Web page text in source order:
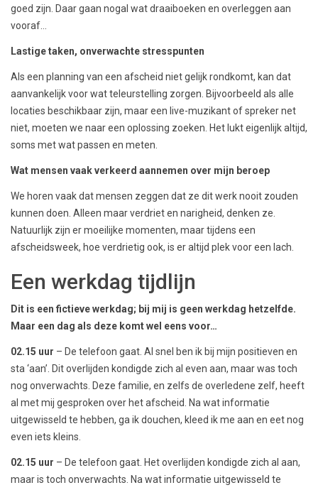
goed zijn. Daar gaan nogal wat draaiboeken en overleggen aan
vooraf…
Lastige taken, onverwachte stresspunten
Als een planning van een afscheid niet gelijk rondkomt, kan dat
aanvankelijk voor wat teleurstelling zorgen. Bijvoorbeeld als alle
locaties beschikbaar zijn, maar een live-muzikant of spreker net
niet, moeten we naar een oplossing zoeken. Het lukt eigenlijk altijd,
soms met wat passen en meten.
Wat mensen vaak verkeerd aannemen over mijn beroep
We horen vaak dat mensen zeggen dat ze dit werk nooit zouden
kunnen doen. Alleen maar verdriet en narigheid, denken ze.
Natuurlijk zijn er moeilijke momenten, maar tijdens een
afscheidsweek, hoe verdrietig ook, is er altijd plek voor een lach.
Een werkdag tijdlijn
Dit is een fictieve werkdag; bij mij is geen werkdag hetzelfde.
Maar een dag als deze komt wel eens voor…
02.15 uur – De telefoon gaat. Al snel ben ik bij mijn positieven en
sta ‘aan’. Dit overlijden kondigde zich al even aan, maar was toch
nog onverwachts. Deze familie, en zelfs de overledene zelf, heeft
al met mij gesproken over het afscheid. Na wat informatie
uitgewisseld te hebben, ga ik douchen, kleed ik me aan en eet nog
even iets kleins.
02.15 uur – De telefoon gaat. Het overlijden kondigde zich al aan,
maar is toch onverwachts. Na wat informatie uitgewisseld te